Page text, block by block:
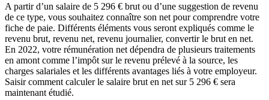
A partir d’un salaire de 5 296 € brut ou d’une suggestion de revenu
de ce type, vous souhaitez connaître son net pour comprendre votre
fiche de paie. Différents éléments vous seront expliqués comme le
revenu brut, revenu net, revenu journalier, convertir le brut en net.
En 2022, votre rémunération net dépendra de plusieurs traitements
en amont comme l’impôt sur le revenu prélevé à la source, les
charges salariales et les différents avantages liés à votre employeur.
Saisir comment calculer le salaire brut en net sur 5 296 € sera
maintenant étudié.